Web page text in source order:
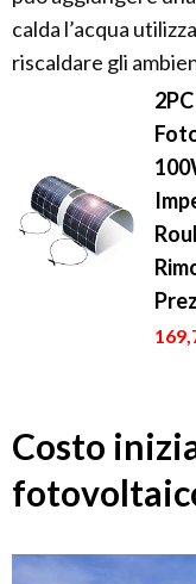
calda l’acqua
riscaldare gli
Costo